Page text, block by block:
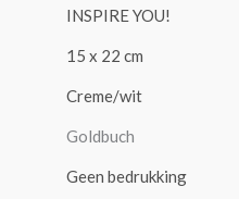
INSPIRE YOU!
15 x 22 cm
Creme/wit
Goldbuch
Geen bedrukking